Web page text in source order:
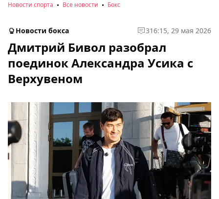
Новости спорта Все новости Бокс
Новости бокса 316:15, 29 мая 2026
Дмитрий Бивол разобрал
поединок Александра Усика с
Верхувеном